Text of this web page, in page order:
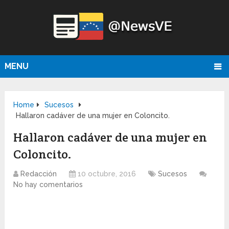
MENU
Home
Sucesos
Hallaron cadáver de una mujer en Coloncito.
Hallaron cadáver de una mujer en
Coloncito.
Redacción 10 octubre, 2016
Sucesos
No hay comentarios